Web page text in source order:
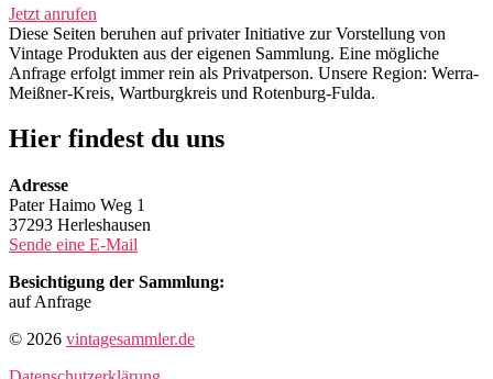
Jetzt anrufen
Diese Seiten beruhen auf privater Initiative zur Vorstellung von
Vintage Produkten aus der eigenen Sammlung. Eine mögliche
Anfrage erfolgt immer rein als Privatperson. Unsere Region: Werra-
Meißner-Kreis, Wartburgkreis und Rotenburg-Fulda.
Hier findest du uns
Adresse
Pater Haimo Weg 1
37293 Herleshausen
Sende eine E-Mail
Besichtigung der Sammlung:
auf Anfrage
© 2026 vintagesammler.de